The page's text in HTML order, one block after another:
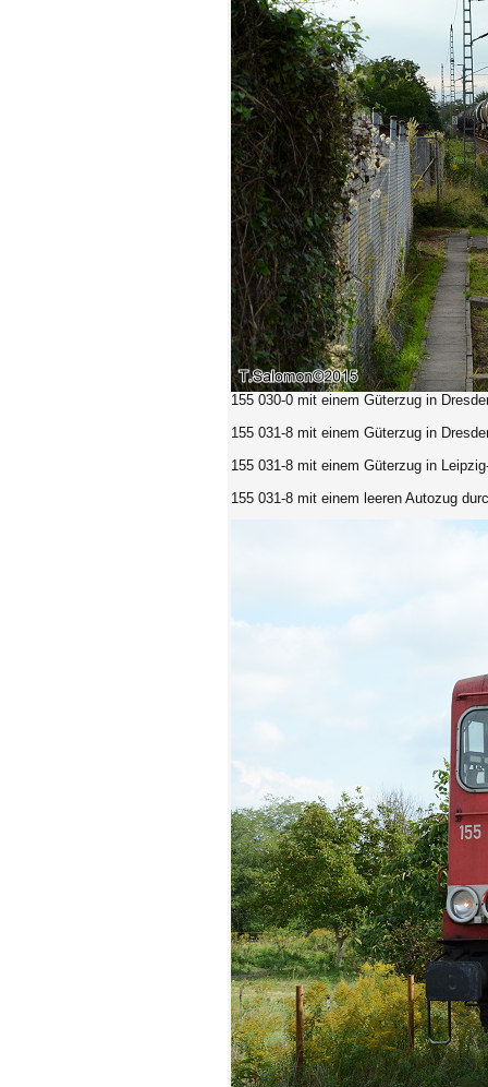
155 030-0 mit einem Güterzug in
155 031-8 mit einem Güterzug in
155 031-8 mit einem Güterzug in
155 031-8 mit einem leeren Autozug